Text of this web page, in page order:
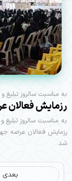
به مناسبت سالروز تبلیغ
رزمایش فعالان
به مناسبت سالروز تبلیغ
رزمایش فعالان عرصه
شد
بعدی